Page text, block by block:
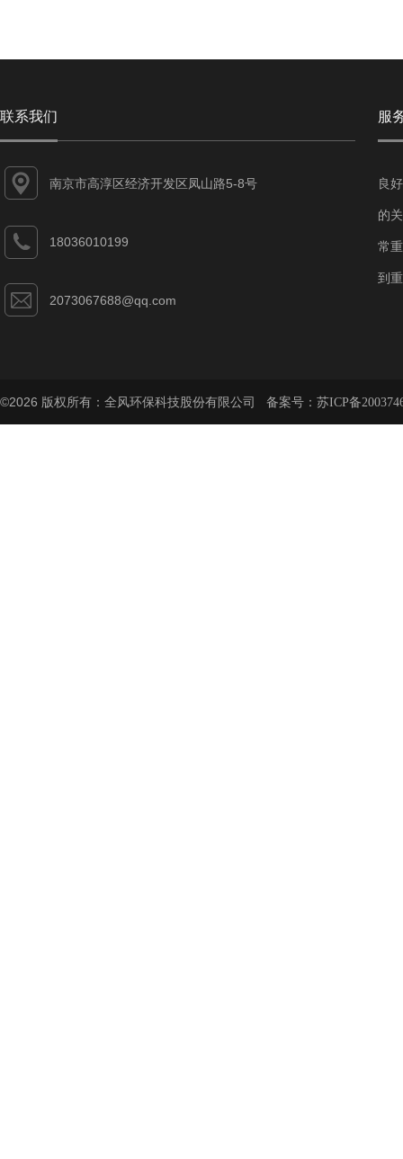
联系我们
南京市高淳区经济开发区凤山路5-8号
18036010199
2073067688@qq.com
服
良
的
常
到
©2026 版权所有：全风环保科技股份有限公司 备案号： 苏ICP备